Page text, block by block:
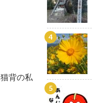
猫背の私